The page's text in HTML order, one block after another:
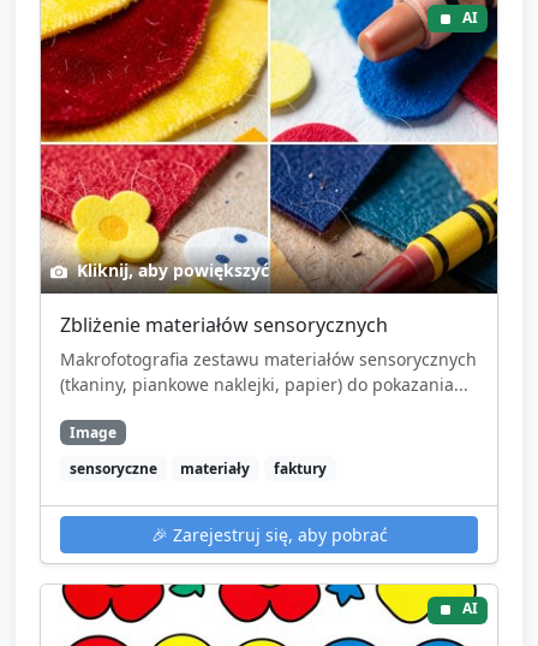
AI
Kliknij, aby powiększyć
Zbliżenie materiałów sensorycznych
Makrofotografia zestawu materiałów sensorycznych
(tkaniny, piankowe naklejki, papier) do pokazania...
Image
sensoryczne
materiały faktury
🎉 Zarejestruj się, aby pobrać
AI